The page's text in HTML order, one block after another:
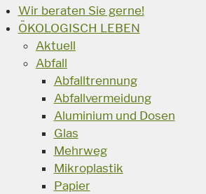
Wir beraten Sie gerne!
ÖKOLOGISCH LEBEN
Aktuell
Abfall
Abfalltrennung
Abfallvermeidung
Aluminium und Dosen
Glas
Mehrweg
Mikroplastik
Papier